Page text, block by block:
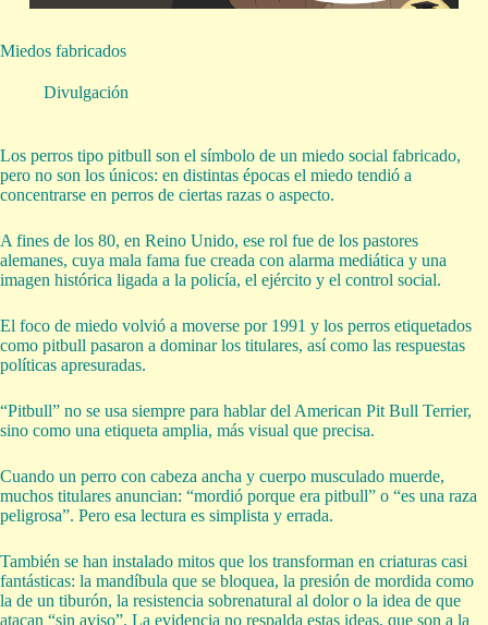
Miedos fabricados
Divulgación
Los perros tipo pitbull son el símbolo de un miedo social fabricado,
pero no son los únicos: en distintas épocas el miedo tendió a
concentrarse en perros de ciertas razas o aspecto.
A fines de los 80, en Reino Unido, ese rol fue de los pastores
alemanes, cuya mala fama fue creada con alarma mediática y una
imagen histórica ligada a la policía, el ejército y el control social.
El foco de miedo volvió a moverse por 1991 y los perros etiquetados
como pitbull pasaron a dominar los titulares, así como las respuestas
políticas apresuradas.
“Pitbull” no se usa siempre para hablar del American Pit Bull Terrier,
sino como una etiqueta amplia, más visual que precisa.
Cuando un perro con cabeza ancha y cuerpo musculado muerde,
muchos titulares anuncian: “mordió porque era pitbull” o “es una raza
peligrosa”. Pero esa lectura es simplista y errada.
También se han instalado mitos que los transforman en criaturas casi
fantásticas: la mandíbula que se bloquea, la presión de mordida como
la de un tiburón, la resistencia sobrenatural al dolor o la idea de que
atacan “sin aviso”. La evidencia no respalda estas ideas, que son a la